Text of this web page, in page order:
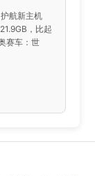
航新主机
，比起
赛车：世